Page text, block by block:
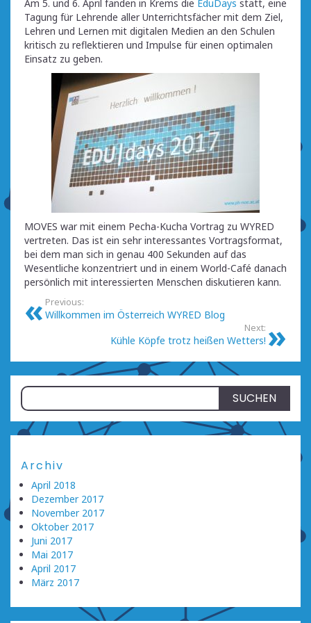
Am 5. und 6. April fanden in Krems die EduDays statt, eine
Tagung für Lehrende aller Unterrichtsfächer mit dem Ziel,
Lehren und Lernen mit digitalen Medien an den Schulen
kritisch zu reflektieren und Impulse für einen optimalen
Einsatz zu geben.
MOVES war mit einem Pecha-Kucha Vortrag zu WYRED
vertreten. Das ist ein sehr interessantes Vortragsformat,
bei dem man sich in genau 400 Sekunden auf das
Wesentliche konzentriert und in einem World-Café danach
persönlich mit interessierten Menschen diskutieren kann.
Previous:
Willkommen im Österreich WYRED Blog
Next:
Kühle Köpfe trotz heißen Wetters!
Suchen
nach:
Archiv
April 2018
Dezember 2017
November 2017
Oktober 2017
Juni 2017
Mai 2017
April 2017
März 2017